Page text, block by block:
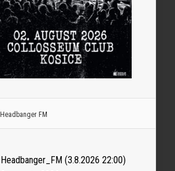
Headbanger FM
Headbanger_FM (3.8.2026 22:00)